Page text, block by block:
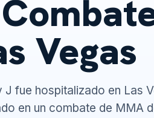
Vegas
fue hospitalizado en Las
en un combate de MMA